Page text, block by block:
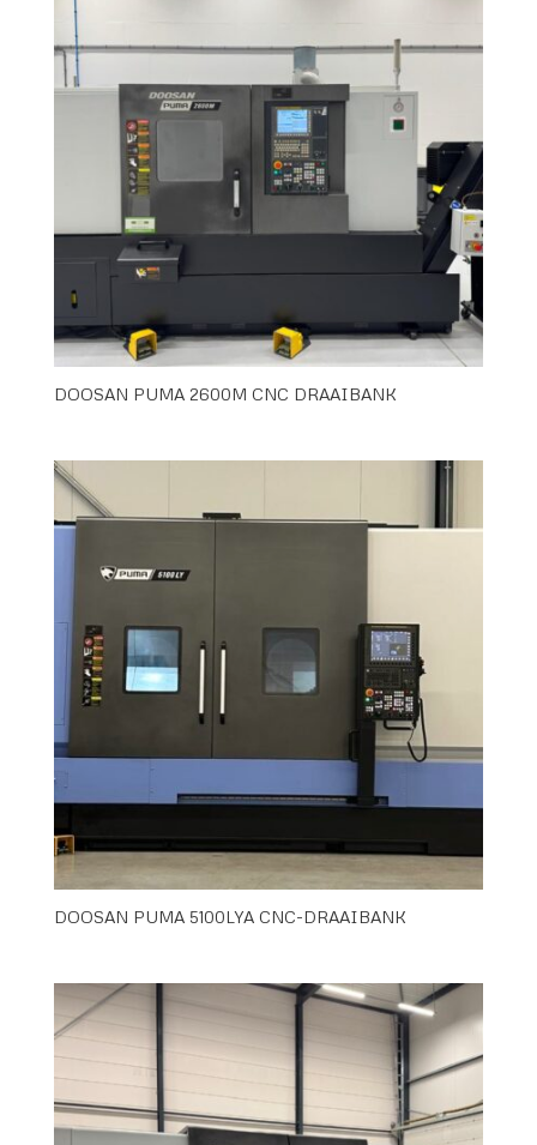
DOOSAN PUMA 2600M CNC DRAAIBANK
DOOSAN PUMA 5100LYA CNC-DRAAIBANK